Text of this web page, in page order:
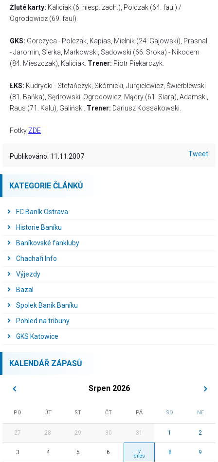
Żluté karty: Kaliciak (6. niesp. zach.), Polczak (64. faul) /
Ogrodowicz (69. faul).
GKS: Gorczyca - Polczak, Kapias, Mielnik (24. Gajowski), Prasnal
- Jaromin, Sierka, Markowski, Sadowski (66. Sroka) - Nikodem
(84. Mieszczak), Kaliciak. Trener: Piotr Piekarczyk.
ŁKS: Kudrycki - Stefańczyk, Skórnicki, Jurgielewicz, Świerblewski
(81. Bańka), Sędrowski, Ogrodowicz, Mądry (61. Siara), Adamski,
Raus (71. Kalu), Galiński. Trener: Dariusz Kossakowski.
Fotky ZDE
Publikováno: 11.11.2007 Tweet
KATEGORIE ČLÁNKŮ
FC Baník Ostrava
Historie Baníku
Baníkovské fankluby
Chachaři Info
Výjezdy
Bazal
Spolek Baník Baníku
Pohled na tribuny
GKS Katowice
KALENDÁŘ ZÁPASŮ
Srpen 2026
PO ÚT ST ČT PÁ SO NE
27 28 29 30 31 1 2
3 4 5 6 7 8 9